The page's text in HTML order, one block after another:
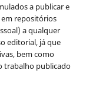
a publicar e
repositórios
a qualquer
editorial, já que
bem como
trabalho publicado